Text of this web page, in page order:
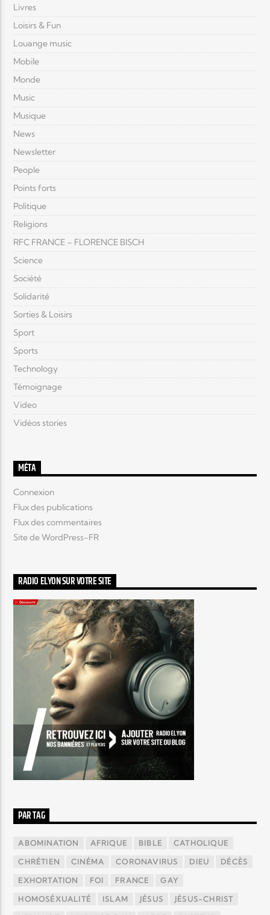
Livres
Loisirs & Fun
Louange music
Mobile
Monde
Music
Musique
News
Newsletter
People
Points forts
Politique
Religions
RFC FRANCE – FLORENCE BISCH
Science
Société
Solidarité
Sorties & Loisirs
Sport
Sports
Technology
Témoignage
Video
Vidéos stories
MÉTA
Connexion
Flux des publications
Flux des commentaires
Site de WordPress-FR
RADIO ELYON SUR VOTRE SITE
PAR TAG
ABOMINATION AFRIQUE BIBLE CATHOLIQUE
CHRÉTIEN CINÉMA CORONAVIRUS DIEU DÉCÈS
EXHORTATION FOI FRANCE GAY
HOMOSÉXUALITÉ ISLAM JÉSUS JÉSUS-CHRIST